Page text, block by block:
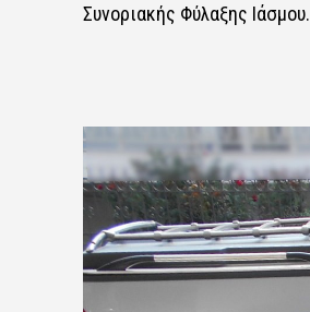
Συνοριακής Φύλαξης Ιάσμου.